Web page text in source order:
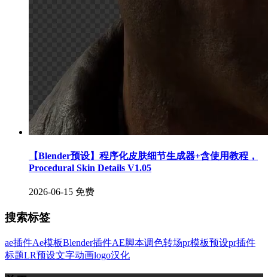
【Blender预设】程序化皮肤细节生成器+含使用教程，
Procedural Skin Details V1.05
2026-06-15 免费
搜索标签
ae插件Ae模板Blender插件AE脚本调色转场pr模板预设pr插件
标题LR预设文字动画logo汉化